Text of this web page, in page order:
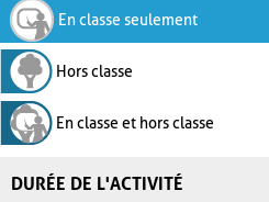
En classe seulement
Hors classe
En classe et hors classe
DURÉE DE L'ACTIVITÉ